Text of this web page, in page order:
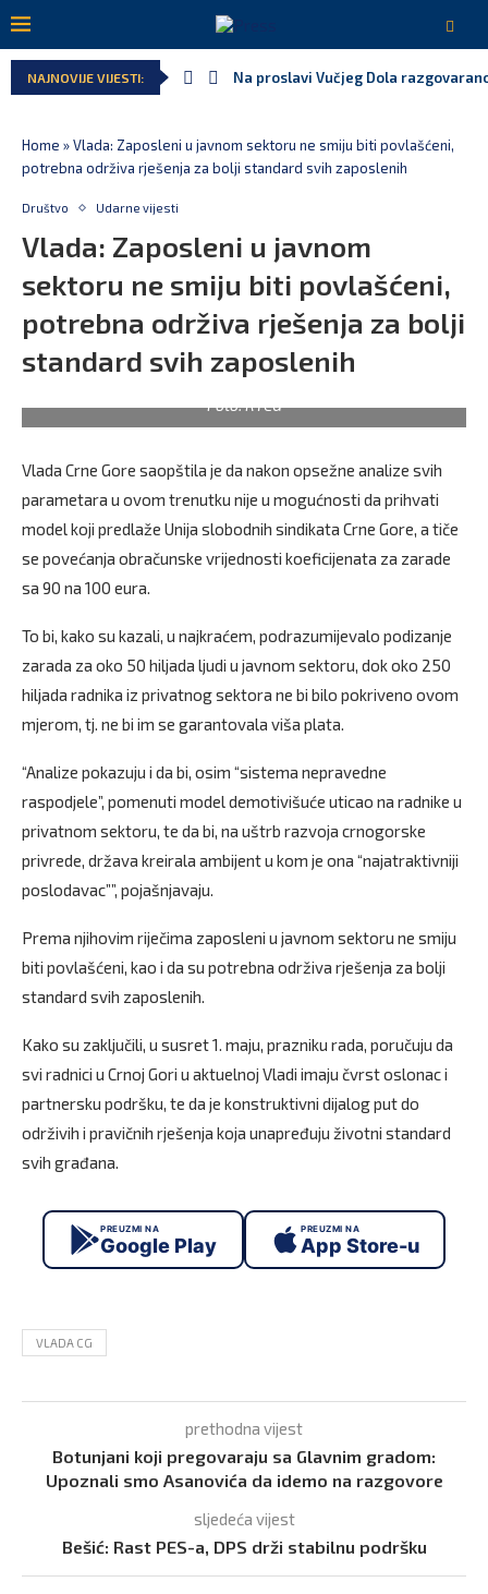
NAJNOVIJE VIJESTI: Na proslavi Vučjeg Dola
Home »Vlada: Zaposleni u javnom sektoru ne smiju biti povlašćeni,
potrebna održiva rješenja za bolji standard svih zaposlenih
Društvo Udarne vijesti
Vlada: Zaposleni u javnom
sektoru ne smiju biti povlašćeni,
potrebna održiva rješenja za bolji
standard svih zaposlenih
Foto: RTCG
Vlada Crne Gore saopštila je da nakon opsežne analize svih
parametara u ovom trenutku nije u mogućnosti da prihvati
model koji predlaže Unija slobodnih sindikata Crne Gore, a tiče
se povećanja obračunske vrijednosti koeficijenata za zarade
sa 90 na 100 eura.
To bi, kako su kazali, u najkraćem, podrazumijevalo podizanje
zarada za oko 50 hiljada ljudi u javnom sektoru, dok oko 250
hiljada radnika iz privatnog sektora ne bi bilo pokriveno ovom
mjerom, tj. ne bi im se garantovala viša plata.
“Analize pokazuju i da bi, osim “sistema nepravedne
raspodjele”, pomenuti model demotivišuće uticao na radnike u
privatnom sektoru, te da bi, na uštrb razvoja crnogorske
privrede, država kreirala ambijent u kom je ona “najatraktivniji
poslodavac””, pojašnjavaju.
Prema njihovim riječima zaposleni u javnom sektoru ne smiju
biti povlašćeni, kao i da su potrebna održiva rješenja za bolji
standard svih zaposlenih.
Kako su zaključili, u susret 1. maju, prazniku rada, poručuju da
svi radnici u Crnoj Gori u aktuelnoj Vladi imaju čvrst oslonac i
partnersku podršku, te da je konstruktivni dijalog put do
održivih i pravičnih rješenja koja unapređuju životni standard
svih građana.
PREUZMI NA
Google Play
PREUZMI NA
App Store-u
VLADA CG
prethodna vijest
Botunjani koji pregovaraju sa Glavnim gradom:
Upoznali smo Asanovića da idemo na razgovore
sljedeća vijest
Bešić: Rast PES-a, DPS drži stabilnu podršku